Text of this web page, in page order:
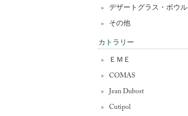
デザートグラス・ボウル
その他
カトラリー
ＥＭＥ
COMAS
Jean Dubost
Cutipol